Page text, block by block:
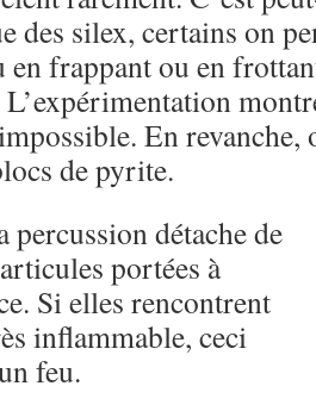
des silex, certains on
en frappant ou en
En revanche,
de pyrite.
percussion détache de
portées à
Si elles rencontrent
inflammable, ceci
feu.